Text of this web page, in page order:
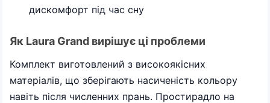
дискомфорт під час сну
Як Laura Grand вирішує ці проблеми
Комплект виготовлений з високоякісних
матеріалів, що зберігають насиченість кольору
навіть після численних прань. Простирадло на